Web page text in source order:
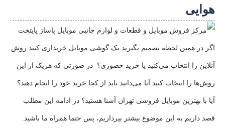
هوایی
اگر در همین لحظه تصمیم بگیرید یک گوشی موبایل خریداری کنید روش
آنلاین را انتخاب می‌کنید یا خرید حضوری؟ در صورتی که هریک از این
روش‌ها را انتخاب کنید آیا می‌دانید باید از کجا خرید خود را انجام دهید؟
آیا با بهترین موبایل فروشی تهران آشنا هستید؟ در ادامه این مطلب
قصد داریم به این موضوع بیشتر بپردازیم، پس حتما همراه ما باشید.